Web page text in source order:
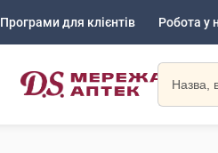
Програми для клієнтів Робота у